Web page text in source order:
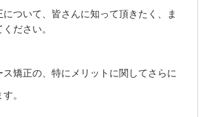
について、皆さんに知って頂きたく、ま
ださい。
矯正の、特にメリットに関してさらに
。